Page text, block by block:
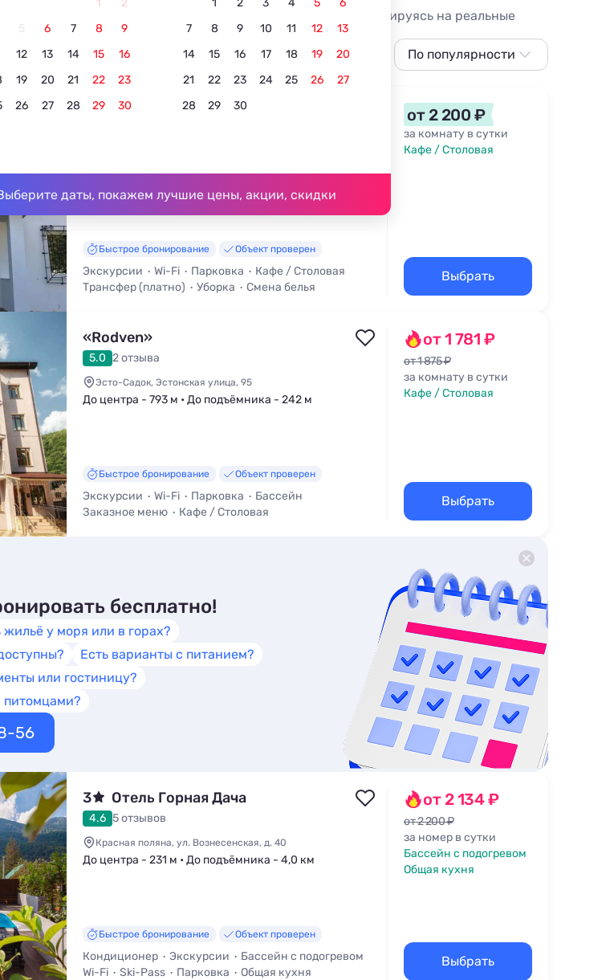
1
2
5 6 7 8
9
12 13 14 15
16
19 20 21 22
23
26 27 28 29
30
1 2 3 4 5
6
7
8 9 10 11 12
13
14
15 16 17 18 19
20
21
22 23 24 25 26
27
28
29 30
даты, покажем лучшие цены, акции, скидки
в Красной поляне. Выберите лучший вариант ориентируясь на реальные
на любой вкус и кошелек.
Лучшие У подъемника
По популярности
Сначала дешевле
Сначала дороже
Ближе к центру
Докса
До центра - 773 м • До подъёмника - 253 м
Быстрое бронирование Объект проверен
Экскурсии Wi-Fi Парковка
Кафе / Столовая
Трансфер (платно)
Уборка Смена белья
от 2 200 ₽
за комнату в сутки
Кафе / Столовая
Выбрать
«Rodven»
5.0 2 отзыва
Эсто-Садок, Эстонская улица, 95
До центра - 793 м • До подъёмника - 242 м
Быстрое бронирование Объект проверен
Экскурсии Wi-Fi Парковка
Бассейн
Заказное меню
Кафе / Столовая
от 1 781 ₽
от 1 875 ₽
за комнату в сутки
Кафе / Столовая
Выбрать
бесплатно!
у моря или в горах?
Есть варианты с питанием?
или гостиницу?
56
3 Отель Горная Дача
4.6 5 отзывов
Красная поляна, ул. Вознесенская, д. 40
До центра - 231 м • До подъёмника - 4,0 км
Быстрое бронирование Объект проверен
Кондиционер Экскурсии
Бассейн с подогревом
Wi-Fi
Ski-Pass Парковка Общая кухня
от 2 134 ₽
от 2 200 ₽
за номер в сутки
Бассейн с подогревом
Общая кухня
Выбрать